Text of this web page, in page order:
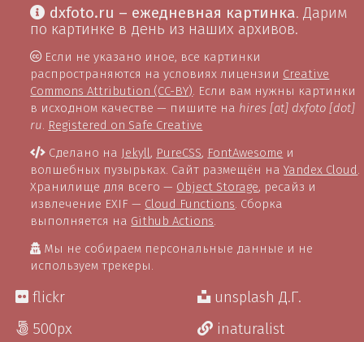
dxfoto.ru – ежедневная картинка. Дарим
по картинке в день из наших архивов.
Если не указано иное, все картинки
распространяются на условиях лицензии Creative
Commons Attribution (CC-BY). Если вам нужны картинки
в исходном качестве — пишите на hires [at] dxfoto [dot]
ru. Registered on Safe Creative
Сделано на Jekyll, PureCSS, FontAwesome и
волшебных пузырьках. Сайт размещён наYandex Cloud.
Хранилище для всего — Object Storage, ресайз и
извлечение EXIF — Cloud Functions. Сборка
выполняется на Github Actions.
Мы не собираем персональные данные и не
используем трекеры.
flickr
500px
unsplash Д.Г.
inaturalist